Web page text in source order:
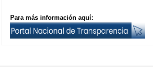
Para más información aquí: